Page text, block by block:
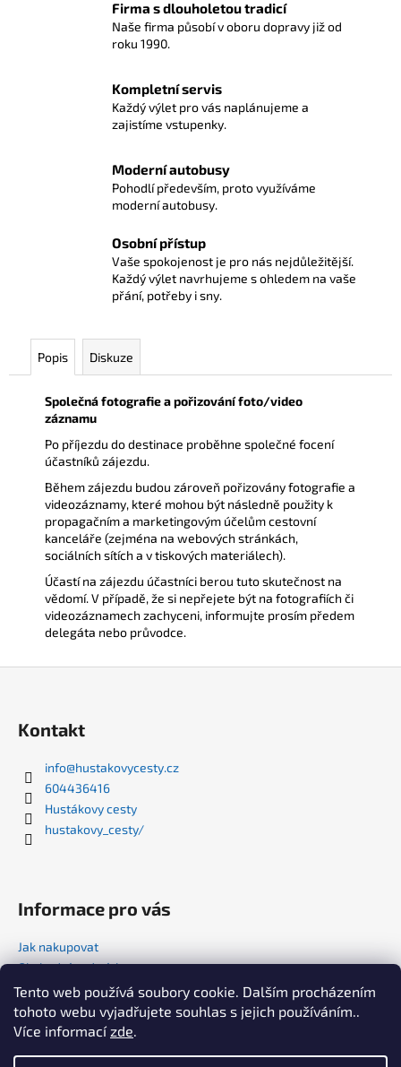
Tento web používá soubory cookie. Dalším procházením
tohoto webu vyjadřujete souhlas s jejich používáním..
Více informacízde.
Firma s dlouholetou tradicí
Naše firma působí v oboru dopravy již od
roku 1990.
Kompletní servis
Každý výlet pro vás naplánujeme a
zajistíme vstupenky.
Moderní autobusy
Pohodlí především, proto využíváme
moderní autobusy.
Osobní přístup
Vaše spokojenost je pro nás nejdůležitější.
Každý výlet navrhujeme s ohledem na vaše
přání, potřeby i sny.
Popis Diskuze
Společná fotografie a pořizování foto/video
záznamu
Po příjezdu do destinace proběhne společné focení
účastníků zájezdu.
Během zájezdu budou zároveň pořizovány fotografie a
videozáznamy, které mohou být následně použity k
propagačním a marketingovým účelům cestovní
kanceláře (zejména na webových stránkách,
sociálních sítích a v tiskových materiálech).
Účastí na zájezdu účastníci berou tuto skutečnost na
vědomí. V případě, že si nepřejete být na fotografiích či
videozáznamech zachyceni, informujte prosím předem
delegáta nebo průvodce.
Kontakt
info@hustakovycesty.cz
604436416
Hustákovy cesty
hustakovy_cesty/
Informace pro vás
Jak nakupovat
Obchodní podmínky
Podmínky ochrany osobních údajů
Kam vyrazíte příště? 🚌